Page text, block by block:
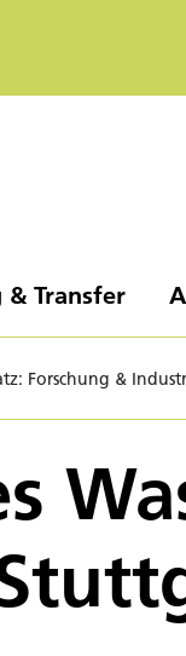
& Transfer
Forschung &